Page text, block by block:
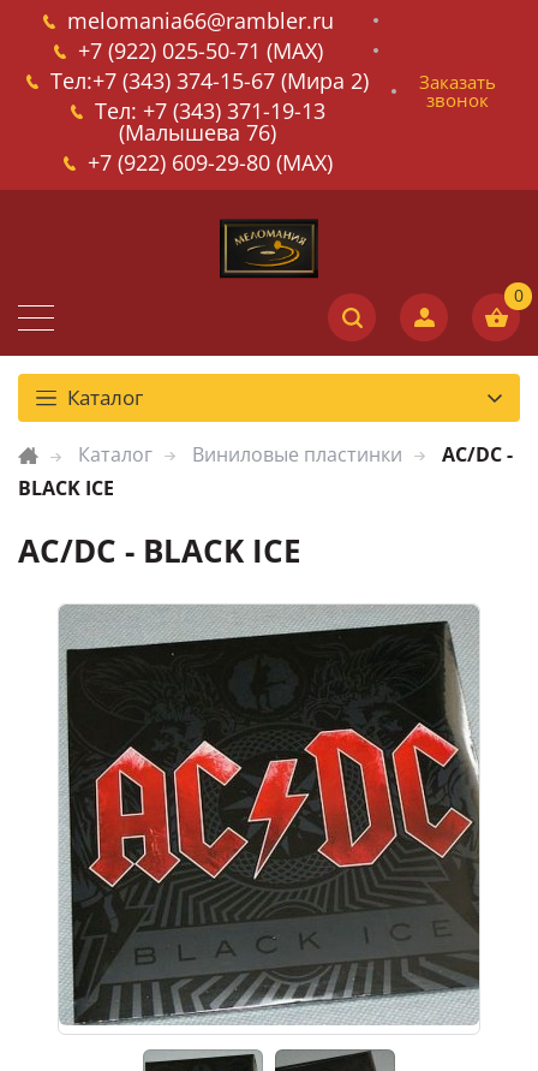
melomania66@rambler.ru
+7 (922) 025-50-71 (MAX)
Тел:+7 (343) 374-15-67 (Мира 2)
Тел: +7 (343) 371-19-13
(Малышева 76)
+7 (922) 609-29-80 (MAX)
Заказать
звонок
Каталог
Каталог Виниловые пластинки
AC/DC -
BLACK ICE
AC/DC - BLACK ICE